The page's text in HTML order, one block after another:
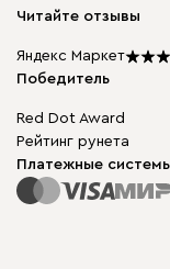
Карьера
Подарочные
Мы в прессе
Столы и стулья
Читайте отзывы
Яндекс Маркет
Победитель
Red Dot Award
Рейтинг рунета
Платежные